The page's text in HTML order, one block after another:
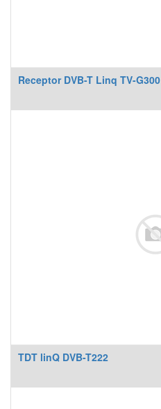
Receptor DVB-T Linq TV-G300
TDT linQ DVB-T222